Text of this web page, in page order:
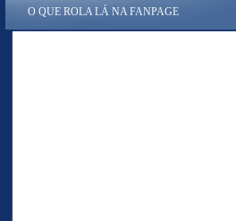
O QUE ROLA LÁ NA FANPAGE